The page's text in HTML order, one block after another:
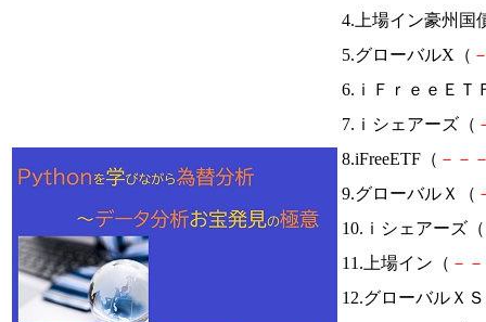
4.上場イン豪州国
5.グローバルX（
6.ｉＦｒｅｅＥＴ
7.ｉシェアーズ（
8.iFreeETF（ － －
9.グローバルＸ（
10.ｉシェアーズ（
11.上場イン（ － －
12.グローバルＸ